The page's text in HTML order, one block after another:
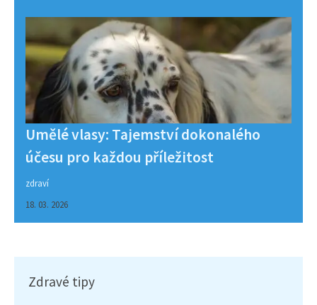
Umělé vlasy: Tajemství dokonalého
účesu pro každou příležitost
zdraví
18. 03. 2026
Zdravé tipy